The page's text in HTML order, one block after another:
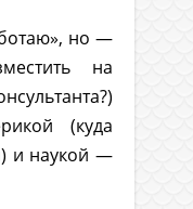
но —
на
(куда
и наукой —